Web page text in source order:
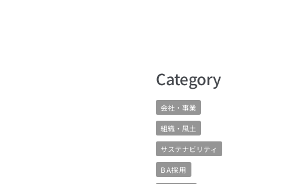
​Category
会社・事業
組織・風土
サステナビリティ
BA採用